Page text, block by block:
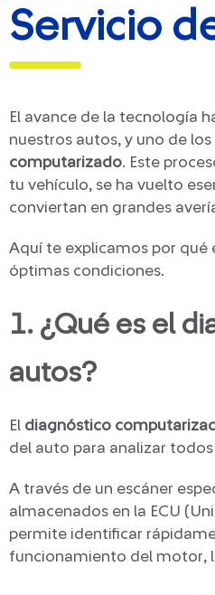
Servicio
El avance de la tecnología
nuestros autos, y uno de
computarizado. Este
tu vehículo, se ha vuelto
conviertan en grandes
Aquí te explicamos por qué
óptimas condiciones.
1. ¿Qué es el
autos?
El diagnóstico
del auto para analizar
A través de un escáner
almacenados en la ECU
permite identificar
funcionamiento del motor,